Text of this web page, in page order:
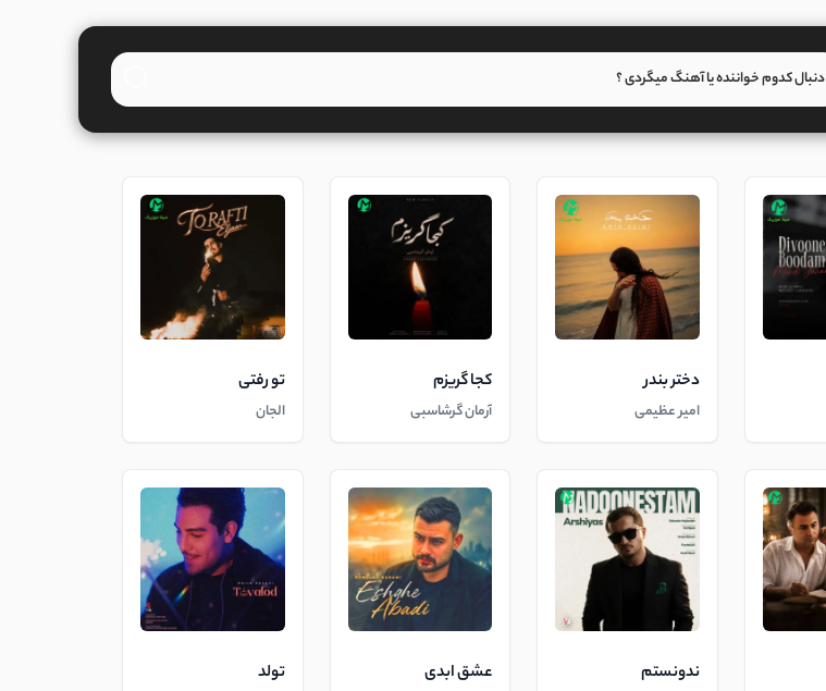
دختر بندر
امیر عظیمی
کجا گریزم
آرمان گرشاسبی
تو رفتی
الجان
ندونستم عشق ابدی تولد